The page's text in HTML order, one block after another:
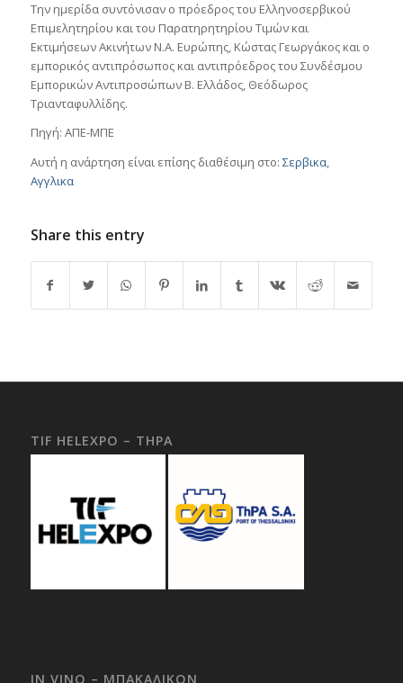
Την ημερίδα συντόνισαν ο πρόεδρος του Ελληνοσερβικού
Επιμελητηρίου και του Παρατηρητηρίου Τιμών και
Εκτιμήσεων Ακινήτων Ν.Α. Ευρώπης, Κώστας Γεωργάκος και ο
εμπορικός αντιπρόσωπος και αντιπρόεδρος του Συνδέσμου
Εμπορικών Αντιπροσώπων Β. Ελλάδος, Θεόδωρος
Τριανταφυλλίδης.
Πηγή: ΑΠΕ-ΜΠΕ
Αυτή η ανάρτηση είναι επίσης διαθέσιμη στο: Σερβικα
Αγγλικα
Share this entry
TIF HELEXPO – THPA
IN VINO – ΜΠΑΚΑΛΙΚΟΝ